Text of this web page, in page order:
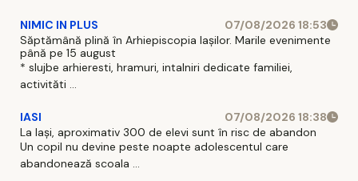
NIMIC IN PLUS
07/08/2026 18:53
Săptămână plină în Arhiepiscopia Iașilor. Marile evenimente
până pe 15 august
* slujbe arhieresti, hramuri, intalniri dedicate familiei,
activităti ...
IASI
07/08/2026 18:38
La Iași, aproximativ 300 de elevi sunt în risc de abandon
Un copil nu devine peste noapte adolescentul care
abandonează scoala ...